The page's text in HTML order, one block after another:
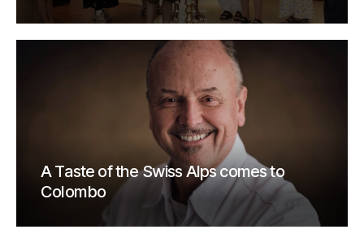
A Taste of the Swiss Alps comes to
Colombo